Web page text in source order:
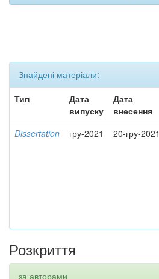
Знайдені матеріали:
Тип
Дата
випуску
Дата
внесення
Dissertation гру-2021 20-гру-2021
Розкриття
за авторами